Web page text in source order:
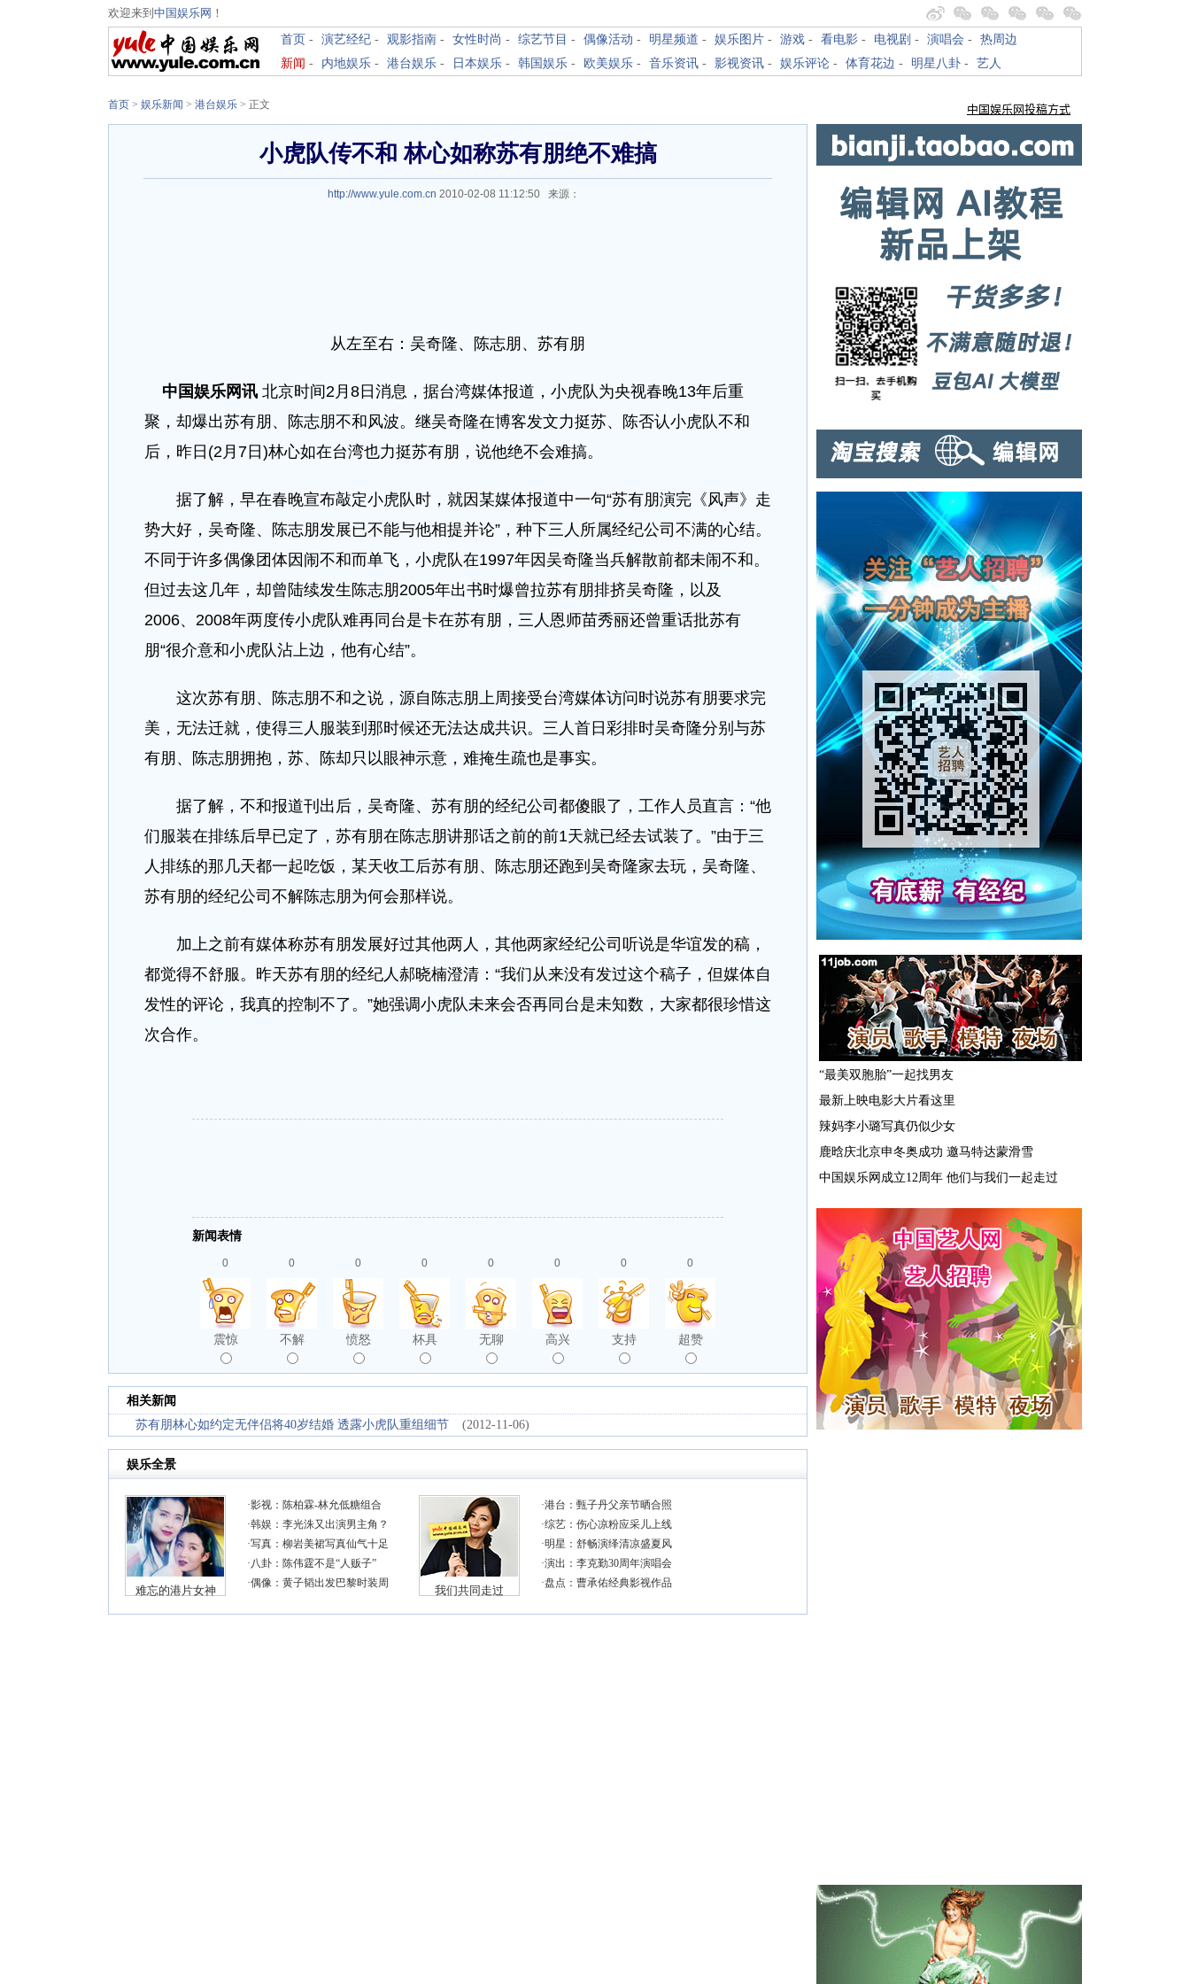
欢迎来到 中国娱乐网 ！
首页 - 演艺经纪 - 观影指南 - 女性时尚 - 综艺节目 - 偶像活动 - 明星频道 - 娱乐图片 - 游戏 - 看电影 - 电视剧 - 演唱会 - 热周边
新闻 - 内地娱乐 - 港台娱乐 - 日本娱乐 - 韩国娱乐 - 欧美娱乐 - 音乐资讯 - 影视资讯 - 娱乐评论 - 体育花边 - 明星八卦 - 艺人
首页 > 娱乐新闻 > 港台娱乐 > 正文
小虎队传不和 林心如称苏有朋绝不难搞
http://www.yule.com.cn 2010-02-08 11:12:50 来源：
从左至右：吴奇隆、陈志朋、苏有朋
中国娱乐网讯 北京时间2月8日消息，据台湾媒体报道，小虎队为央视春晚13年后重
聚，却爆出苏有朋、陈志朋不和风波。继吴奇隆在博客发文力挺苏、陈否认小虎队不和
后，昨日(2月7日)林心如在台湾也力挺苏有朋，说他绝不会难搞。
据了解，早在春晚宣布敲定小虎队时，就因某媒体报道中一句“苏有朋演完《风声》走
势大好，吴奇隆、陈志朋发展已不能与他相提并论”，种下三人所属经纪公司不满的心结。
不同于许多偶像团体因闹不和而单飞，小虎队在1997年因吴奇隆当兵解散前都未闹不和。
但过去这几年，却曾陆续发生陈志朋2005年出书时爆曾拉苏有朋排挤吴奇隆，以及
2006、2008年两度传小虎队难再同台是卡在苏有朋，三人恩师苗秀丽还曾重话批苏有
朋“很介意和小虎队沾上边，他有心结”。
这次苏有朋、陈志朋不和之说，源自陈志朋上周接受台湾媒体访问时说苏有朋要求完
美，无法迁就，使得三人服装到那时候还无法达成共识。三人首日彩排时吴奇隆分别与苏
有朋、陈志朋拥抱，苏、陈却只以眼神示意，难掩生疏也是事实。
据了解，不和报道刊出后，吴奇隆、苏有朋的经纪公司都傻眼了，工作人员直言：“他
们服装在排练后早已定了，苏有朋在陈志朋讲那话之前的前1天就已经去试装了。”由于三
人排练的那几天都一起吃饭，某天收工后苏有朋、陈志朋还跑到吴奇隆家去玩，吴奇隆、
苏有朋的经纪公司不解陈志朋为何会那样说。
加上之前有媒体称苏有朋发展好过其他两人，其他两家经纪公司听说是华谊发的稿，
都觉得不舒服。昨天苏有朋的经纪人郝晓楠澄清：“我们从来没有发过这个稿子，但媒体自
发性的评论，我真的控制不了。”她强调小虎队未来会否再同台是未知数，大家都很珍惜这
次合作。
新闻表情
0
震惊
0
不解
0
愤怒
0
杯具
0
无聊
0
高兴
0
支持
0
超赞
相关新闻
苏有朋林心如约定无伴侣将40岁结婚 透露小虎队重组细节 (2012-11-06)